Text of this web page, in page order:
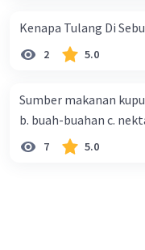
Kenapa Tulang Di
2 5.0
Sumber makanan kupu-
b. buah-
7 5.0